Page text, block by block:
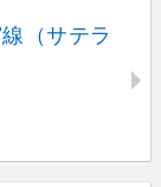
（サテラ